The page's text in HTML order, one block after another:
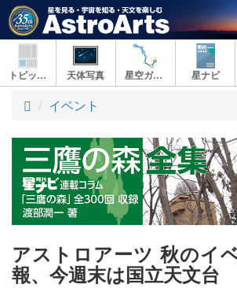
トピックス 天体写真 星空ガイド 星ナビ
ト
プ
イベント
アストロアーツ 秋のイ
報、今週末は国立天文台